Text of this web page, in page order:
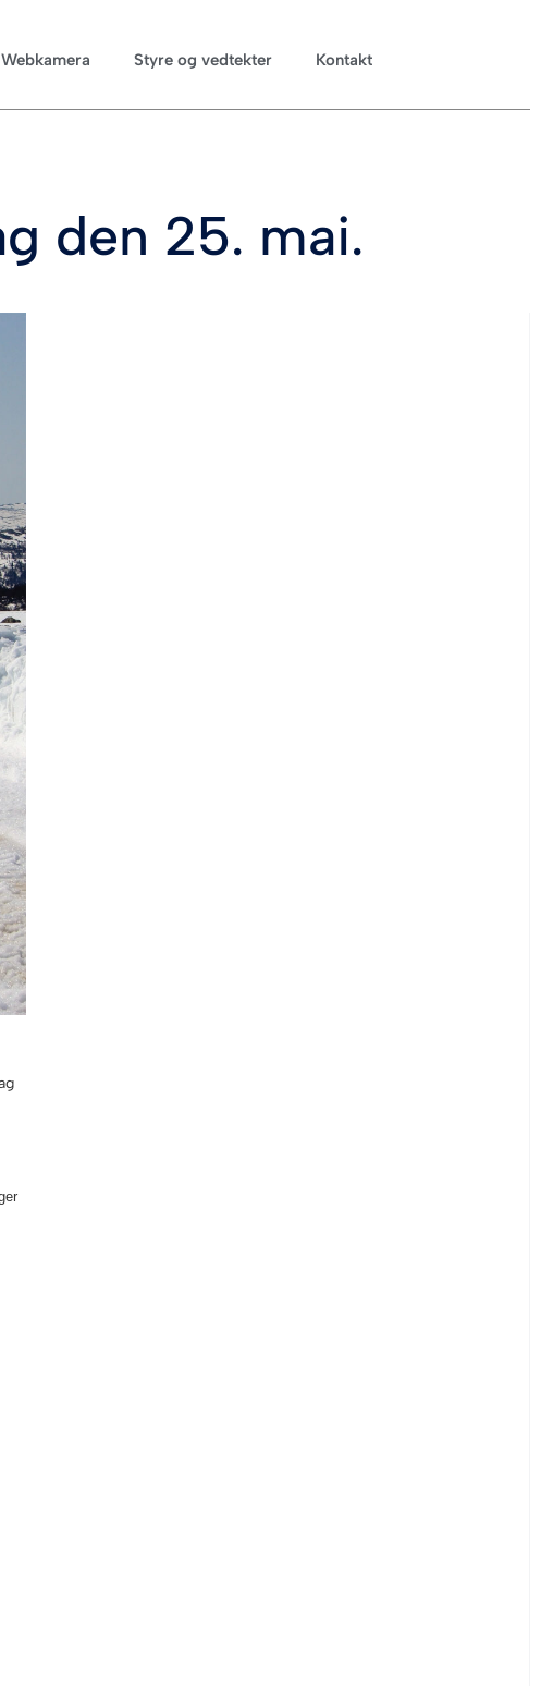
Webkamera Styre og vedtekter Kontakt
den 25. mai.